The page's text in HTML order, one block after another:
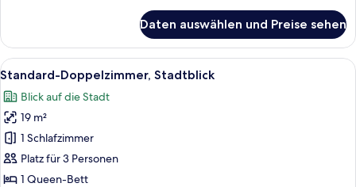
Einzelzimmer
Daten auswählen und Preise sehen
Alle
Fotos
für
Standard-
Doppelzimmer,
Stadtblick
anzeigen
Ein Hotelzimmer mit einem Bett,
10
Standard-Doppelzimmer, Stadtblick
Blick auf die Stadt
19 m²
1 Schlafzimmer
Platz für 3 Personen
1 Queen-Bett